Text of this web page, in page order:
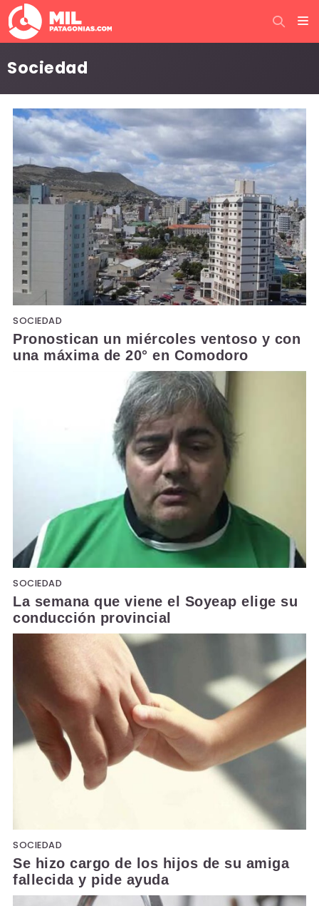
Sociedad
SOCIEDAD
Pronostican un miércoles ventoso y con
una máxima de 20° en Comodoro
SOCIEDAD
La semana que viene el Soyeap elige su
conducción provincial
SOCIEDAD
Se hizo cargo de los hijos de su amiga
fallecida y pide ayuda